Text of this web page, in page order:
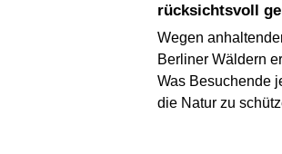
rücksichtsvoll
Wegen
Berliner Wäldern
Was Besuchende
die Natur zu